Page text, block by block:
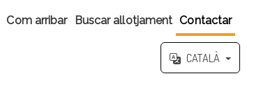
Com arribar Buscar allotjament Contactar
CATALÀ